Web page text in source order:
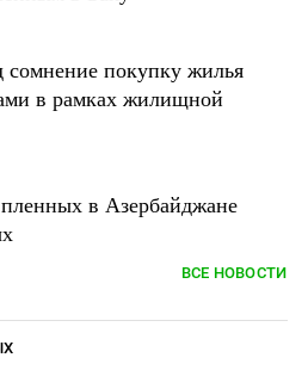
сомнение покупку жилья
в рамках жилищной
в Азербайджане
ВСЕ НОВОСТИ